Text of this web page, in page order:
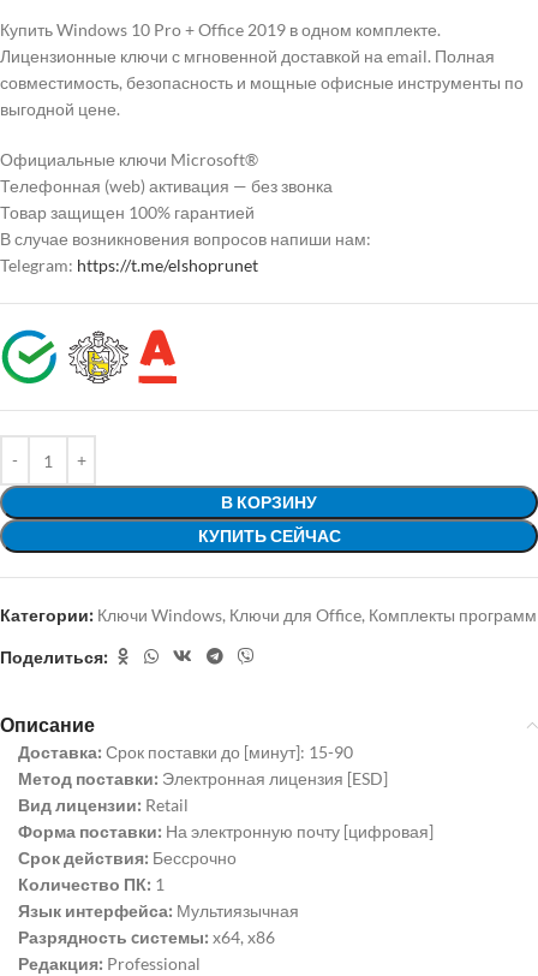
Купить Windows 10 Pro + Office 2019 в одном комплекте.
Лицензионные ключи с мгновенной доставкой на email. Полная
совместимость, безопасность и мощные офисные инструменты по
выгодной цене.
Официальные ключи Microsoft®
Телефонная (web) активация — без звонка
Товар защищен 100% гарантией
В случае возникновения вопросов напиши нам:
Telegram: https://t.me/elshoprunet
В КОРЗИНУ
КУПИТЬ СЕЙЧАС
Категории: Ключи Windows, Ключи для Office, Комплекты программ
Поделиться:
Описание
Доставка: Срок поставки до [минут]: 15-90
Метод поставки: Электронная лицензия [ESD]
Вид лицензии: Retail
Форма поставки: На электронную почту [цифровая]
Срок действия: Бессрочно
Количество ПК: 1
Язык интерфейса: Мультиязычная
Разрядность cистемы: x64, x86
Редакция: Professional